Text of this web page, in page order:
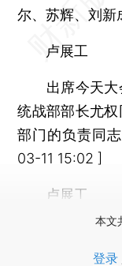
尔、苏辉、刘新
卢展工
出席今天大
统战部部长尤
部门的负责同
03-11 15:02 ]
卢展工
本文
登录